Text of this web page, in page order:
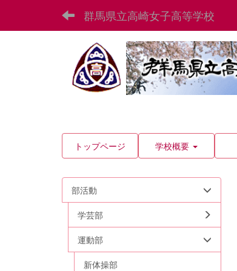
群馬県立高崎女子高等学校
トップページ 学校概要
部活動
学芸部
運動部
新体操部